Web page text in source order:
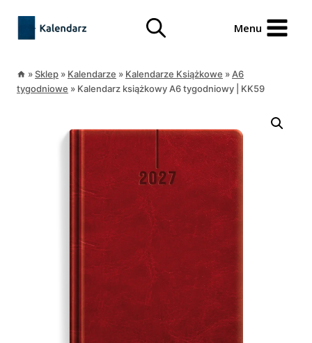
treści
treści
Menu
»Sklep » Kalendarze » Kalendarze Książkowe »A6
tygodniowe » Kalendarz książkowy A6 tygodniowy | KK59